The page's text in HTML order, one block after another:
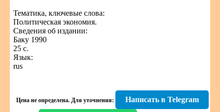
Тематика, ключевые слова:
Политическая экономия.
Сведения об издании:
Баку 1990
25 с.
Язык:
rus
Цена не определена. Для уточнения: Написать в Telegram